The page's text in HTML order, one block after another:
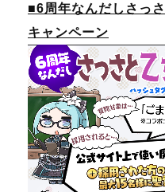
■6周年なんだしさっ
キャンペーン